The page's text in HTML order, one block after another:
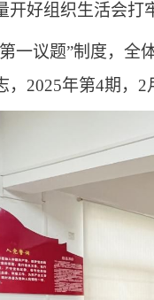
开好组织生活会打
一议题”制度，全
2025年第4期，2